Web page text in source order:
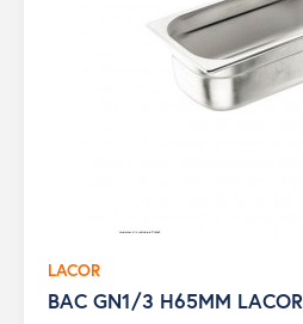
LACOR
BAC GN1/3 H65MM LACOR